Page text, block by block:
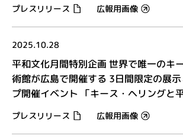
プレスリリース 広報用画像
2025.10.28
平和文化月間特別企画 世界で唯一のキ
術館が広島で開催する 3日間限定の展
プ開催イベント 「キース・ヘリングと
プレスリリース 広報用画像